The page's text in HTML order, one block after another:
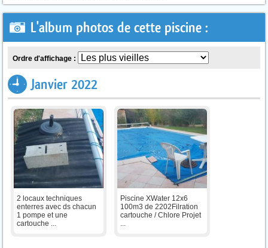
L'album photos de cette piscine :
Ordre d'affichage :
Janvier 2022
2 locaux techniques
enterres avec ds chacun
1 pompe et une
cartouche ...
Piscine XWater 12x6
100m3 de 2202Filration
cartouche / Chlore Projet
...